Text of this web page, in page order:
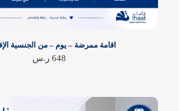
اقامة ممرضة – يوم – من الجنسية
648 ر.س